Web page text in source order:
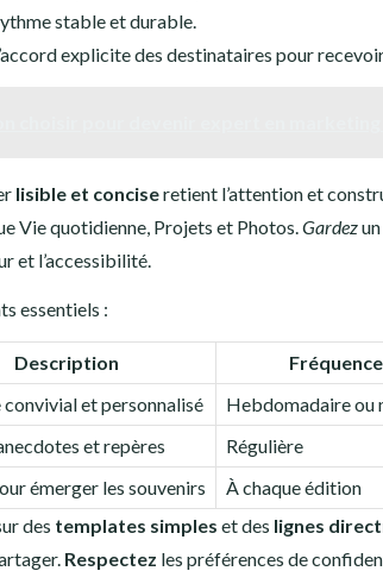
stable et durable.
explicite des destinataires pour
lisible et conciseretient l’attention et
Vie quotidienne, Projets et Photos.Gardez
et l’accessibilité.
essentiels :
Description
Fréquence
convivial et personnalisé
Hebdomadaire ou
et repères
Régulière
émerger les souvenirs
À chaque édition
des templates simples et des lignes
Respectez les préférences de